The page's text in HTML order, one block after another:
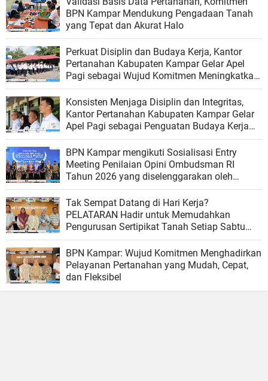
BPN Kampar Mendukung Pengadaan Tanah
yang Tepat dan Akurat Halo
Perkuat Disiplin dan Budaya Kerja, Kantor
Pertanahan Kabupaten Kampar Gelar Apel
Pagi sebagai Wujud Komitmen Meningkatkan
Kualitas Pelayanan
Konsisten Menjaga Disiplin dan Integritas,
Kantor Pertanahan Kabupaten Kampar Gelar
Apel Pagi sebagai Penguatan Budaya Kerja
Organisasi
BPN Kampar mengikuti Sosialisasi Entry
Meeting Penilaian Opini Ombudsman RI
Tahun 2026 yang diselenggarakan oleh
Ombudsman RI
Tak Sempat Datang di Hari Kerja?
PELATARAN Hadir untuk Memudahkan
Pengurusan Sertipikat Tanah Setiap Sabtu
dan Minggu
BPN Kampar: Wujud Komitmen Menghadirkan
Pelayanan Pertanahan yang Mudah, Cepat,
dan Fleksibel